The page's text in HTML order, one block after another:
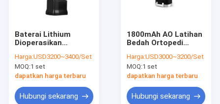
Baterai Lithium
Dioperasikan
Multifungsi Drill Saw
EM-100 Untuk Bedah
Harga:USD3200~3400/Set
MOQ:1 set
dapatkan harga terbaru
Hubungi sekarang
1800mAh AO Latihan
Bedah Ortopedi
Berosilasi
Harga:USD3000~3200/Set
MOQ:1 set
dapatkan harga terbaru
Hubungi sekarang